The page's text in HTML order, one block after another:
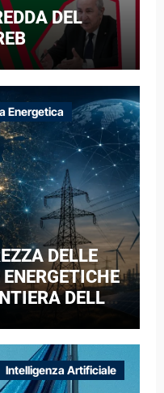
DEL
Energetica
DELLE
DELLA
ELETTRICHE
DELLA
Intelligenza Artificiale